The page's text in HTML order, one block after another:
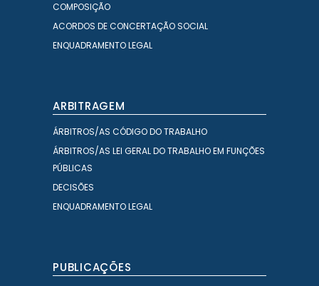
COMPOSIÇÃO
ACORDOS DE CONCERTAÇÃO SOCIAL
ENQUADRAMENTO LEGAL
ARBITRAGEM
ÁRBITROS/AS CÓDIGO DO TRABALHO
ÁRBITROS/AS LEI GERAL DO TRABALHO EM FUNÇÕES
PÚBLICAS
DECISÕES
ENQUADRAMENTO LEGAL
PUBLICAÇÕES